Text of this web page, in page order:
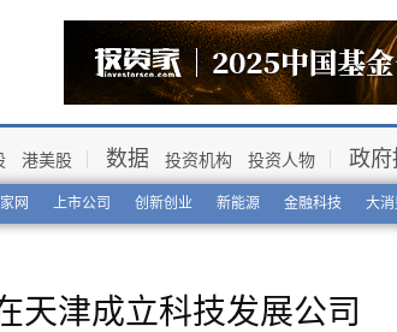
网 上市公司 创新创业 新能源 金融科技 大消
港美股 数据 投资机构 投资人物 政府
天津成立科技发展公司